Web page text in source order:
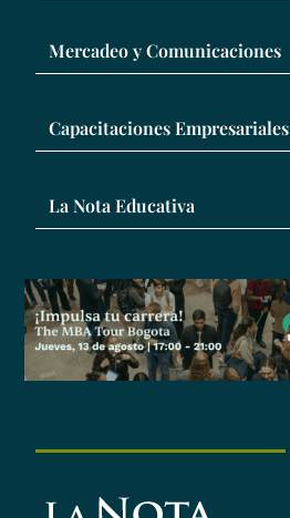
Mercadeo y Comunicaciones
Capacitaciones Empresariales
La Nota Educativa